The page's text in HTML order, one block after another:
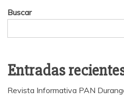
Buscar
Entradas
Revista Informativa PAN